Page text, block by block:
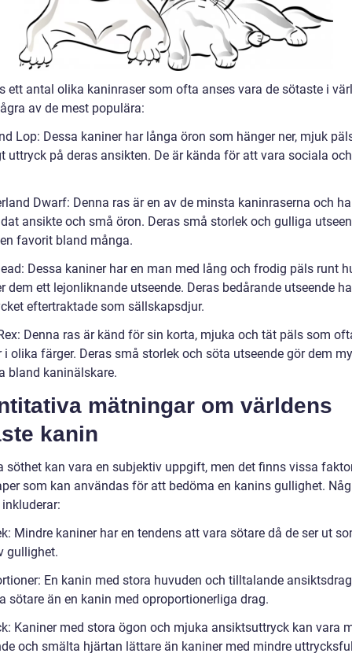
ett antal olika kaninraser som ofta anses vara de sötaste i
av de mest populära:
Lop: Dessa kaniner har långa öron som hänger ner, mjuk
uttryck på deras ansikten. De är kända för att vara sociala och
Dwarf: Denna ras är en av de minsta kaninraserna och
ansikte och små öron. Deras små storlek och gulliga
favorit bland många.
Dessa kaniner har en man med lång och frodig päls runt
dem ett lejonliknande utseende. Deras bedårande utseende
eftertraktade som sällskapsdjur.
Denna ras är känd för sin korta, mjuka och tät päls som
i olika färger. Deras små storlek och söta utseende gör dem
bland kaninälskare.
mätningar om världens
kanin
söthet kan vara en subjektiv uppgift, men det finns vissa
som kan användas för att bedöma en kanins gullighet.
Mindre kaniner har en tendens att vara sötare då de ser ut
gullighet.
En kanin med stora huvuden och tilltalande
sötare än en kanin med oproportionerliga drag.
Kaniner med stora ögon och mjuka ansiktsuttryck kan vara
och smälta hjärtan lättare än kaniner med mindre